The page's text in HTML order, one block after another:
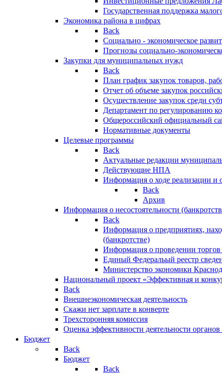
Государственная поддержка
Экономика района в цифрах
Back
Социально - экономическое
Прогнозы социально-
Закупки для муниципальных нужд
Back
План график закупок товаров,
Отчет об объеме закупок
Осуществление закупок среди
Департамент по регулированию
Общероссийский официальный
Нормативные документы
Целевые программы
Back
Актуальные редакции
Действующие НПА
Информация о ходе реализации
Back
Архив
Информация о несостоятельности
Back
Информация о предприятиях,
(банкротстве)
Информация о проведении
Единый Федеральый реестр
Министерство экономики
Национальный проект «Эффективная и
Back
Внешнеэкономическая деятельность
Скажи нет зарплате в конверте
Трехсторонняя комиссия
Оценка эффективности деятельности
Бюджет
Back
Бюджет
Back